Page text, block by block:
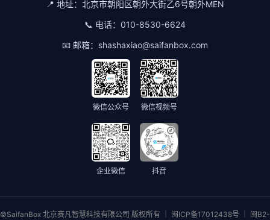
📍 地址： 北京市朝阳区朝外大街乙6号朝外MEN
📞 电话： 010-8530-6624
📧 邮箱： shashaxiao@saifanbox.com
微信公众号 微信视频号
企业微信 抖音
©SaifanBox 北京赛凡智慧科技有限公司 版权所有 ｜ 闽ICP备17012438号 ｜ 闽B2-